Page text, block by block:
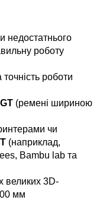
недостатнього
роботу
роботи
(ремені шириною
чи
(наприклад,
Bambu lab та
великих 3D-
мм